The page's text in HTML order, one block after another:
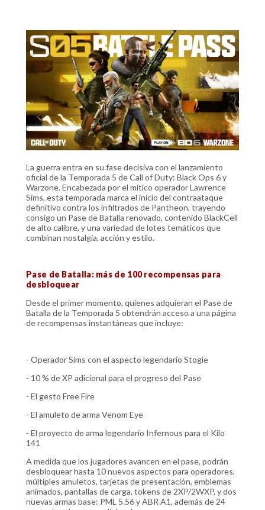
La guerra entra en su fase decisiva con el lanzamiento
oficial de la Temporada 5 de Call of Duty: Black Ops 6 y
Warzone. Encabezada por el mítico operador Lawrence
Sims, esta temporada marca el inicio del contraataque
definitivo contra los infiltrados de Pantheon, trayendo
consigo un Pase de Batalla renovado, contenido BlackCell
de alto calibre, y una variedad de lotes temáticos que
combinan nostalgia, acción y estilo.
Pase de Batalla: más de 100 recompensas para
desbloquear
Desde el primer momento, quienes adquieran el Pase de
Batalla de la Temporada 5 obtendrán acceso a una página
de recompensas instantáneas que incluye:
- Operador Sims con el aspecto legendario Stogie
- 10 % de XP adicional para el progreso del Pase
- El gesto Free Fire
- El amuleto de arma Venom Eye
- El proyecto de arma legendario Infernous para el Kilo
141
A medida que los jugadores avancen en el pase, podrán
desbloquear hasta 10 nuevos aspectos para operadores,
múltiples amuletos, tarjetas de presentación, emblemas
animados, pantallas de carga, tokens de 2XP/2WXP, y dos
nuevas armas base: PML 5.56 y ABR A1, además de 24